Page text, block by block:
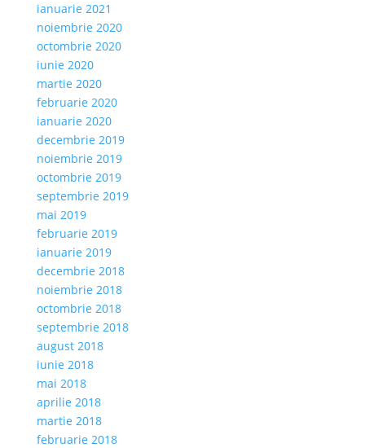
ianuarie 2021
noiembrie 2020
octombrie 2020
iunie 2020
martie 2020
februarie 2020
ianuarie 2020
decembrie 2019
noiembrie 2019
octombrie 2019
septembrie 2019
mai 2019
februarie 2019
ianuarie 2019
decembrie 2018
noiembrie 2018
octombrie 2018
septembrie 2018
august 2018
iunie 2018
mai 2018
aprilie 2018
martie 2018
februarie 2018